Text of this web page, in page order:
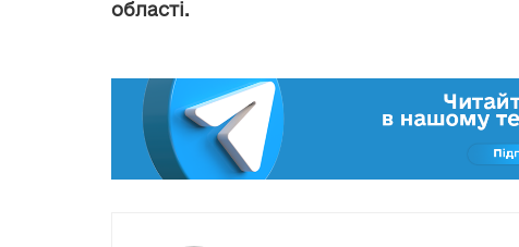
області.